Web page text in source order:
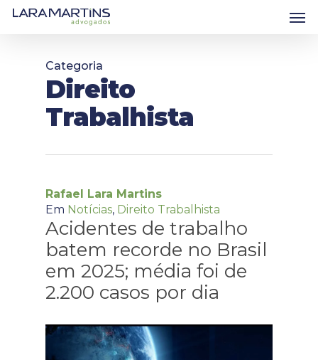
Skip
Categoria
Direito
Trabalhista
Rafael Lara Martins
Em Notícias, Direito Trabalhista
Acidentes de trabalho
batem recorde no Brasil
em 2025; média foi de
2.200 casos por dia